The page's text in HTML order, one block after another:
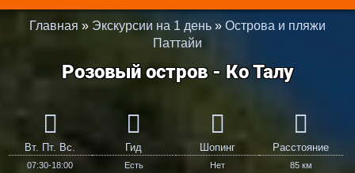
Главная » Экскурсии на 1 день » Острова и пляжи
Паттайи
Розовый остров - Ко Талу
Вт. Пт. Вс.
07:30-18:00
Гид
Есть
Шопинг
Нет
Расстояние
85 км